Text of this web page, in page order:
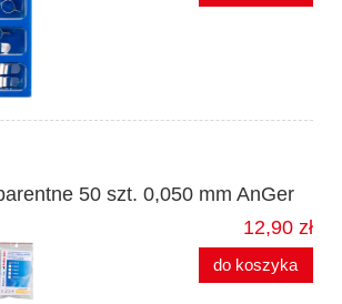
50 szt. 0,050 mm AnGer
12,90 zł
do koszyka